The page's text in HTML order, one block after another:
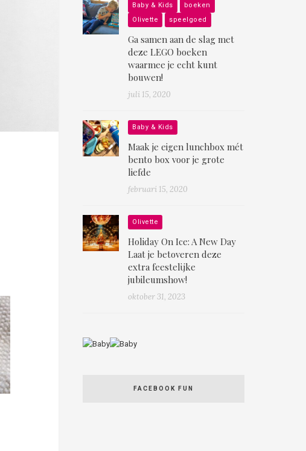
Baby & Kids
boeken
Olivette
speelgoed
Ga samen aan de slag met
deze LEGO boeken
waarmee je echt kunt
bouwen!
juli 15, 2020
Baby & Kids
Maak je eigen lunchbox mét
bento box voor je grote
liefde
februari 15, 2020
Olivette
Holiday On Ice: A New Day
Laat je betoveren deze
extra feestelijke
jubileumshow!
oktober 31, 2023
FACEBOOK FUN